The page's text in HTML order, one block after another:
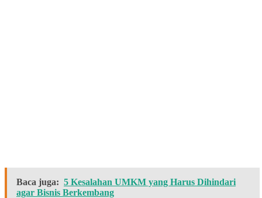
Baca juga: 5 Kesalahan UMKM yang Harus Dihindari
agar Bisnis Berkembang